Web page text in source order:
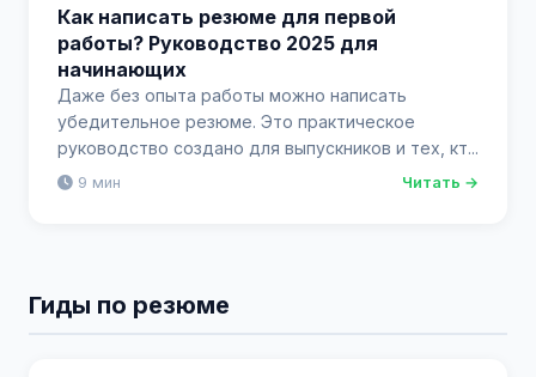
Как написать резюме для первой
работы? Руководство 2025 для
начинающих
Даже без опыта работы можно написать
убедительное резюме. Это практическое
руководство создано для выпускников и тех, кт...
9 мин Читать →
Гиды по резюме